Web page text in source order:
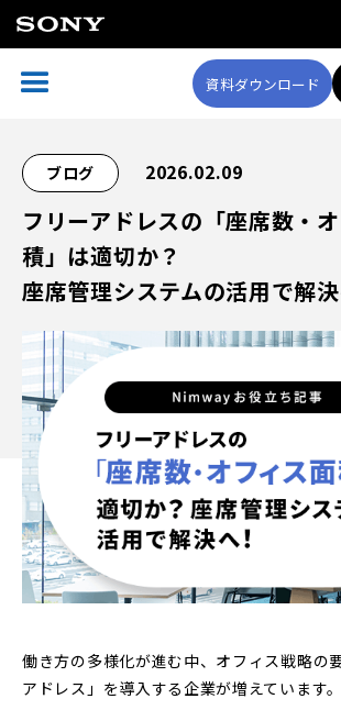
資料ダウンロード
ブログ 2026.02.09
フリーアドレスの「座席数・
積」は適切か？
座席管理システムの活用で解決
働き方の多様化が進む中、オフィス戦略の
アドレス」を導入する企業が増えています。